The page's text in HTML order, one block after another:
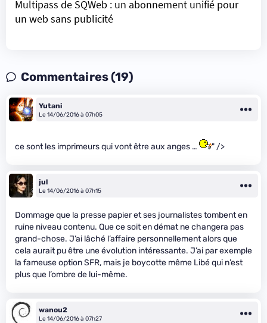
Multipass de SQWeb : un abonnement unifié pour
un web sans publicité
Commentaires (19)
Yutani
Le 14/06/2016 à 07h05
ce sont les imprimeurs qui vont être aux anges … " />
jul
Le 14/06/2016 à 07h15
Dommage que la presse papier et ses journalistes tombent en
ruine niveau contenu. Que ce soit en démat ne changera pas
grand-chose. J’ai lâché l’affaire personnellement alors que
cela aurait pu être une évolution intéressante. J’ai par exemple
la fameuse option SFR, mais je boycotte même Libé qui n’est
plus que l’ombre de lui-même.
wanou2
Le 14/06/2016 à 07h27